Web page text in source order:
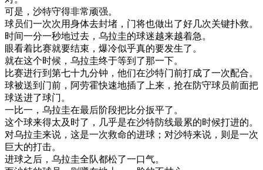
可是 ， 沙特守得非常顽强。
球员们一次次用身体去封堵 ， 门将也做出了好几次关键扑救。
时间一分一秒地过去 ， 乌拉圭的球迷越来越着急。
眼看着比赛就要结束 ， 爆冷似乎真的要发生了。
就在这个时候 ， 乌拉圭终于等到了那一下。
比赛进行到 第七十九分钟 ， 他们在沙特门前打成了一次配合。
球被送到 门前 ， 阿劳霍快速地插了上来 ， 抢在防守球员前面把
球送进了球门。
一比一 ， 乌拉圭在最后阶段把比分扳平了。
这个球来得太及时了 ， 几乎是在沙特防线最累的时候打进的。
对乌拉圭来说 ， 这是一次救命的进球 ； 对沙特来说 ， 则 是一次
巨大的打击。
进球之后 ， 乌拉圭全队都松了一口气。